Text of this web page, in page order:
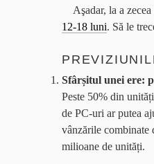
Aşadar, la a
12-18 luni. Să le
Sfârșitul unei ere:
Peste 50% din
de PC-uri ar putea
vânzările combinate
milioane de unități.